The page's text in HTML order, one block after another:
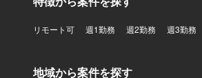
リモート可 週1勤務 週2勤務 週3勤務
地域から案件を探す